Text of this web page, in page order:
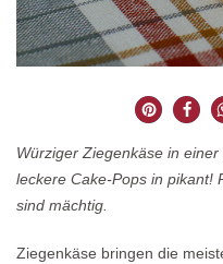
Würziger Ziegenkäse in
leckere Cake-Pops in pikant!
sind mächtig.
Ziegenkäse bringen die